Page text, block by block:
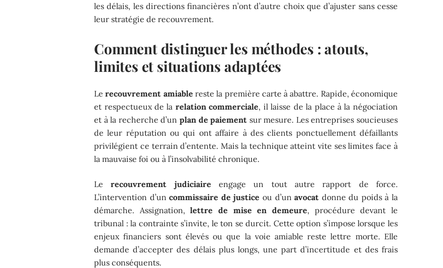
les délais, les directions financières n’ont d’autre choix que d’ajuster sans cesse
leur stratégie de recouvrement.
Comment distinguer les méthodes : atouts,
limites et situations adaptées
Lerecouvrement amiable reste la première carte à abattre. Rapide, économique
et respectueux de la relation commerciale, il laisse de la place à la négociation
et à la recherche d’un plan de paiement sur mesure. Les entreprises soucieuses
de leur réputation ou qui ont affaire à des clients ponctuellement défaillants
privilégient ce terrain d’entente. Mais la technique atteint vite ses limites face à
la mauvaise foi ou à l’insolvabilité chronique.
Lerecouvrement judiciaire engage un tout autre rapport de force.
L’intervention d’uncommissaire de justice ou d’unavocat donne du poids à la
démarche. Assignation,lettre de mise en demeure, procédure devant le
tribunal : la contrainte s’invite, le ton se durcit. Cette option s’impose lorsque les
enjeux financiers sont élevés ou que la voie amiable reste lettre morte. Elle
demande d’accepter des délais plus longs, une part d’incertitude et des frais
plus conséquents.